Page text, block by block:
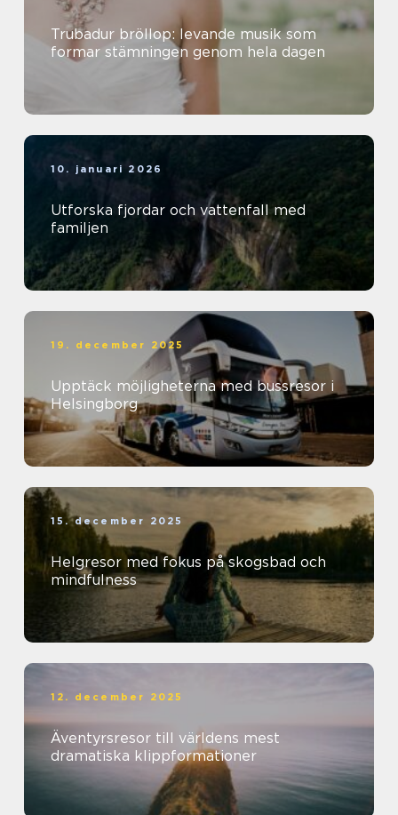
Trubadur bröllop: levande musik som
formar stämningen genom hela dagen
10. januari 2026
Utforska fjordar och vattenfall med
familjen
19. december 2025
Upptäck möjligheterna med bussresor i
Helsingborg
15. december 2025
Helgresor med fokus på skogsbad och
mindfulness
12. december 2025
Äventyrsresor till världens mest
dramatiska klippformationer